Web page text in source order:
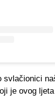
svlačionici
je ovog